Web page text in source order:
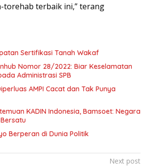
torehab terbaik ini,” terang
Sertifikasi Tanah Wakaf
Nomor 28/2022: Biar Keselamatan
Administrasi SPB
AMPI Cacat dan Tak Punya
KADIN Indonesia, Bamsoet: Negara
Berperan di Dunia Politik
Next post